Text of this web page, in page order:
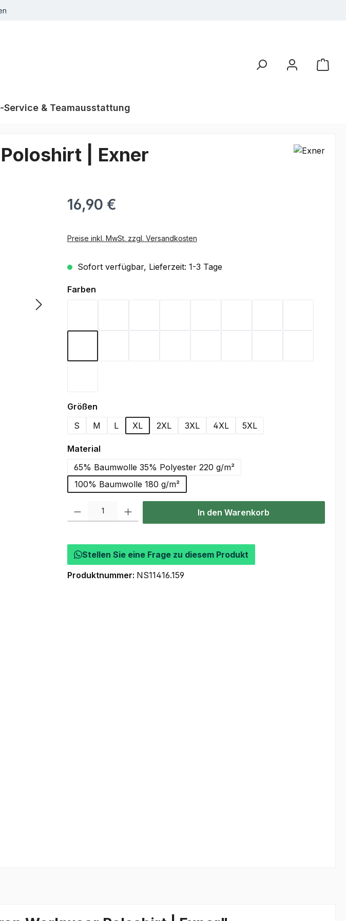
Service & Teamausstattung
| Exner
16,90 €
Preise inkl. MwSt. zzgl. Versandkosten
Sofort verfügbar, Lieferzeit: 1-3 Tage
Farbenauswählen
Größenauswählen
S
M L XL 2XL 3XL 4XL 5XL
Materialauswählen
65% Baumwolle 35% Polyester 220 g/m²
100% Baumwolle 180 g/m²
Produkt Anzahl: Gib den gewünschten Wert ein oder benutze die Schaltflächen
In den Warenkorb
Stellen Sie eine Frage zu diesem Produkt
Produktnummer: NS11416.159